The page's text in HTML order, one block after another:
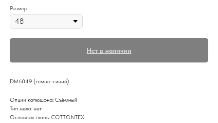
Размер
Нет в наличии
DM6049 (темно-синий)
Опции капюшона: Съёмный
Тип меха: нет
Основная ткань: COTTONTEX